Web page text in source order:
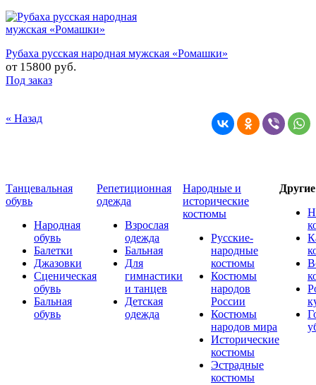
Рубаха русская народная мужская «Ромашки»
от 15800 руб.
Под заказ
« Назад
Танцевальная
обувь
Народная
обувь
Балетки
Джазовки
Сценическая
обувь
Бальная
обувь
Репетиционная
одежда
Взрослая
одежда
Бальная
Для
гимнастики
и танцев
Детская
одежда
Народные и
исторические
костюмы
Русские-
народные
костюмы
Костюмы
народов
России
Костюмы
народов мира
Исторические
костюмы
Эстрадные
костюмы